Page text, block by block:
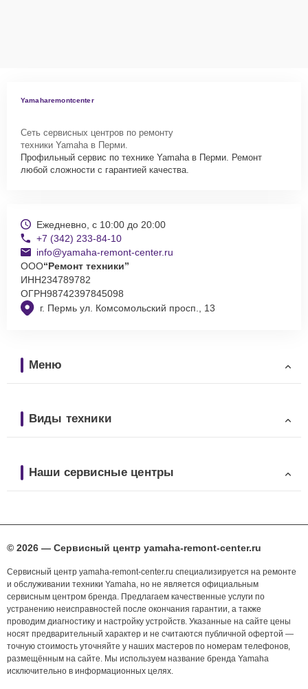
Yamaharemontcenter
Сеть сервисных центров по ремонту
техники Yamaha в Перми.
Профильный сервис по технике Yamaha в Перми. Ремонт
любой сложности с гарантией качества.
г. Пермь ул. Комсомольский просп., 13
Ежедневно, с 10:00 до 20:00
+7 (342) 233-84-10
info@yamaha-remont-center.ru
ООО“Ремонт техники”
ИНН234789782
ОГРН98742397845098
Меню
Виды техники
Наши сервисные центры
© 2026 — Сервисный центр yamaha-remont-center.ru
Сервисный центр yamaha-remont-center.ru специализируется на ремонте
и обслуживании техники Yamaha, но не является официальным
сервисным центром бренда. Предлагаем качественные услуги по
устранению неисправностей после окончания гарантии, а также
проводим диагностику и настройку устройств. Указанные на сайте цены
носят предварительный характер и не считаются публичной офертой —
точную стоимость уточняйте у наших мастеров по номерам телефонов,
размещённым на сайте. Мы используем название бренда Yamaha
исключительно в информационных целях.